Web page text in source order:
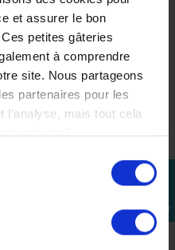
et assurer le bon
petites gâteries
à comprendre
site. Nous partageons
partenaires pour les
l'analyse, mais tout cela
géniale !
perm_identity
connecter
avis)
YAMALUBE GL-5 80W-
90 FJR 1300 500 ml